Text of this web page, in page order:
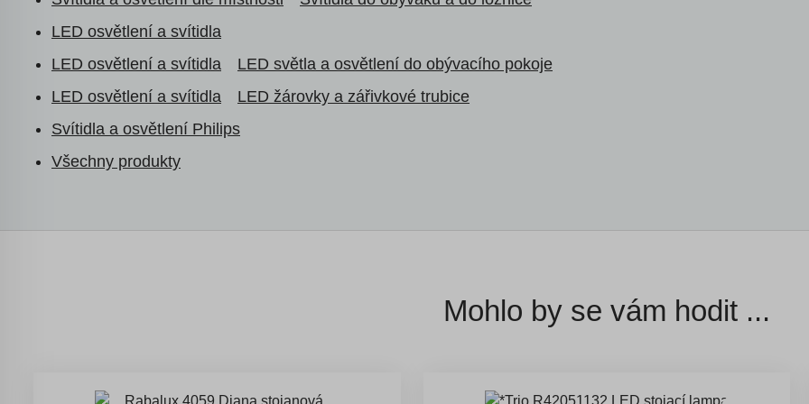
LED osvětlení a svítidla
LED osvětlení a svítidla
LED světla a osvětlení do obývacího pokoje
LED osvětlení a svítidla
LED žárovky a zářivkové trubice
Svítidla a osvětlení Philips
Všechny produkty
Mohlo by se vám hodit ...